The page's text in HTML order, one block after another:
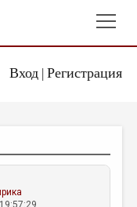
Вход| Регистрация